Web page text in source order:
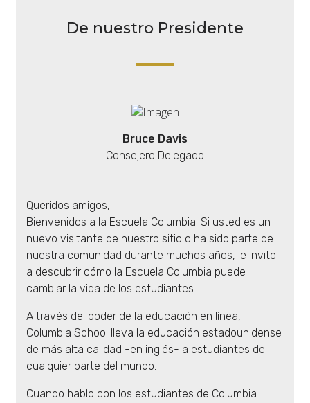
De nuestro Presidente
Bruce Davis
Consejero Delegado
Queridos amigos,
Bienvenidos a la Escuela Columbia. Si usted es un
nuevo visitante de nuestro sitio o ha sido parte de
nuestra comunidad durante muchos años, le invito
a descubrir cómo la Escuela Columbia puede
cambiar la vida de los estudiantes.
A través del poder de la educación en línea,
Columbia School lleva la educación estadounidense
de más alta calidad -en inglés- a estudiantes de
cualquier parte del mundo.
Cuando hablo con los estudiantes de Columbia